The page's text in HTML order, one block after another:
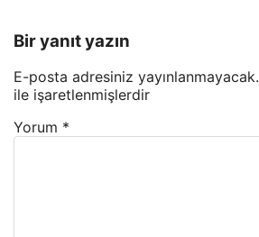
Bir yanıt yazın
E-posta adresiniz yayınlanmayacak.
ile işaretlenmişlerdir
Yorum *